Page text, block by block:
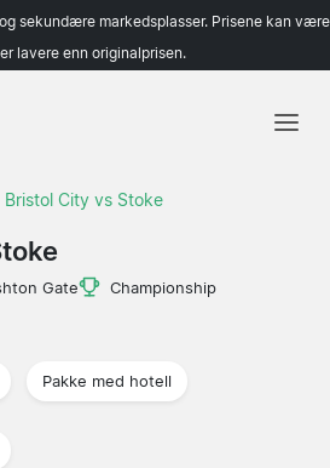
sekundære markedsplasser. Prisene kan være
lavere enn originalprisen.
Bristol City vs Stoke
Gate
Championship
Pakke med hotell